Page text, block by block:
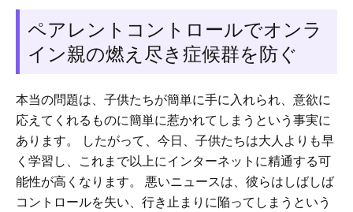
ペアレントコントロールでオンラ
イン親の燃え尽き症候群を防ぐ
本当の問題は、子供たちが簡単に手に入れられ、意欲に
応えてくれるものに簡単に惹かれてしまうという事実に
あります。 したがって、今日、子供たちは大人よりも早
く学習し、これまで以上にインターネットに精通する可
能性が高くなります。 悪いニュースは、彼らはしばしば
コントロールを失い、行き止まりに陥ってしまうという